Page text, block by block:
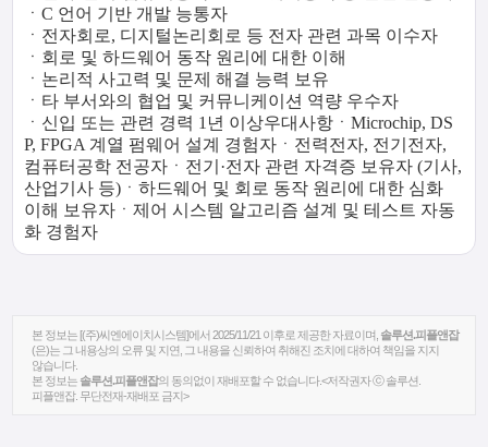
ㆍC 언어 기반 개발 능통자
ㆍ전자회로, 디지털논리회로 등 전자 관련 과목 이수자
ㆍ회로 및 하드웨어 동작 원리에 대한 이해
ㆍ논리적 사고력 및 문제 해결 능력 보유
ㆍ타 부서와의 협업 및 커뮤니케이션 역량 우수자
ㆍ신입 또는 관련 경력 1년 이상우대사항 ㆍMicrochip, DS
P, FPGA 계열 펌웨어 설계 경험자 ㆍ전력전자, 전기전자,
컴퓨터공학 전공자 ㆍ전기·전자 관련 자격증 보유자 (기사,
산업기사 등) ㆍ하드웨어 및 회로 동작 원리에 대한 심화
이해 보유자 ㆍ제어 시스템 알고리즘 설계 및 테스트 자동
화 경험자
본 정보는 [(주)씨엔에이치시스템]에서 2025/11/21 이후로 제공한 자료이며, 솔루션.피플앤잡
(은)는 그 내용상의 오류 및 지연, 그 내용을 신뢰하여 취해진 조치에 대하여 책임을 지지
않습니다.
본 정보는 솔루션.피플앤잡의 동의없이 재배포할 수 없습니다.<저작권자 ⓒ 솔루션.
피플앤잡. 무단전재-재배포 금지>